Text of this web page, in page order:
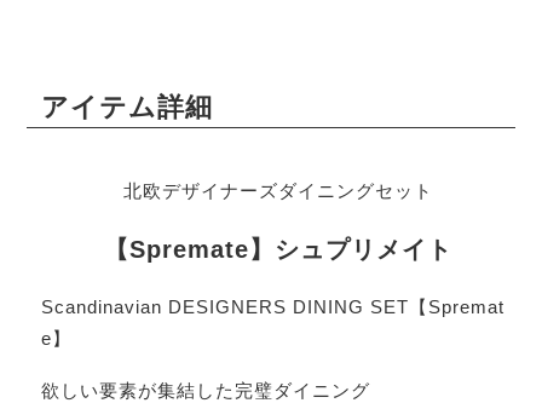
アイテム詳細
北欧デザイナーズダイニングセット
【Spremate】シュプリメイト
Scandinavian DESIGNERS DINING SET【Spremat
e】
欲しい要素が集結した完璧ダイニング